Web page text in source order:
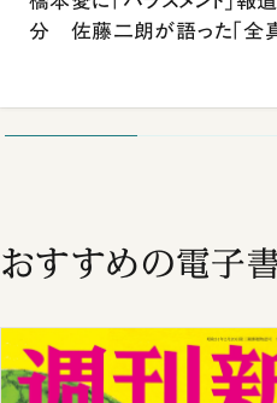
分 佐藤二朗が語った「全真
おすすめの電子